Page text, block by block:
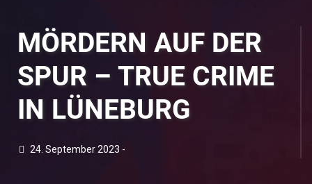
MÖRDERN AUF DER
SPUR – TRUE CRIME
IN LÜNEBURG
24. September 2023 -